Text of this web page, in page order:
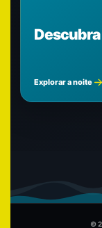
Explorar a noite
©